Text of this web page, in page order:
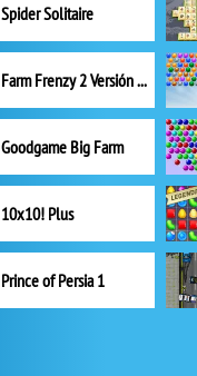
Spider Solitaire
Farm Frenzy 2 Versión completa
Goodgame Big Farm
10x10! Plus
Prince of Persia 1